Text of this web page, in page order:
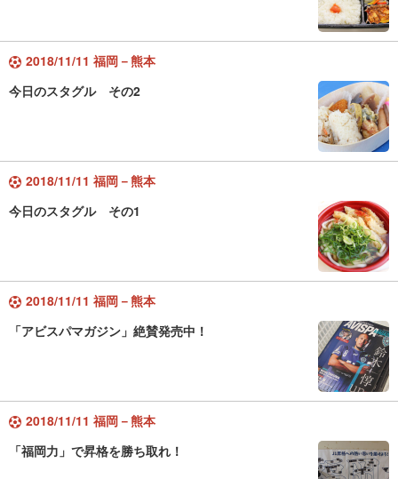
2018/11/11 福岡－熊本
今日のスタグル その2
2018/11/11 福岡－熊本
今日のスタグル その1
2018/11/11 福岡－熊本
「アビスパマガジン」絶賛発売中！
2018/11/11 福岡－熊本
「福岡力」で昇格を勝ち取れ！